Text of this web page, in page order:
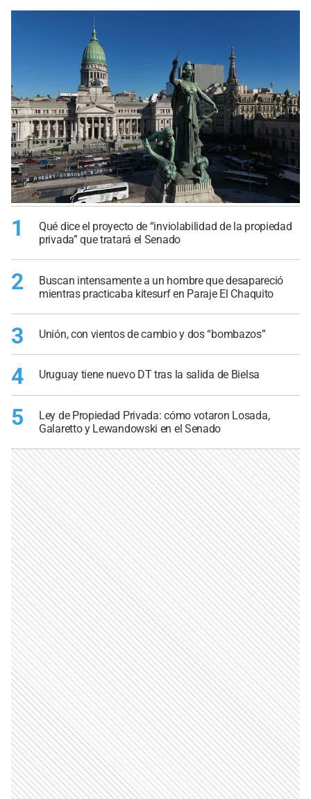
1
Qué dice el proyecto de “inviolabilidad de la propiedad
privada” que tratará el Senado
2
Buscan intensamente a un hombre que desapareció
mientras practicaba kitesurf en Paraje El Chaquito
3 Unión, con vientos de cambio y dos “bombazos”
4 Uruguay tiene nuevo DT tras la salida de Bielsa
5
Ley de Propiedad Privada: cómo votaron Losada,
Galaretto y Lewandowski en el Senado